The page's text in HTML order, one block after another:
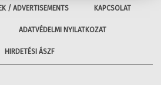
/ ADVERTISEMENTS KAPCSOLAT
ADATVÉDELMI NYILATKOZAT
HIRDETÉSI ÁSZF